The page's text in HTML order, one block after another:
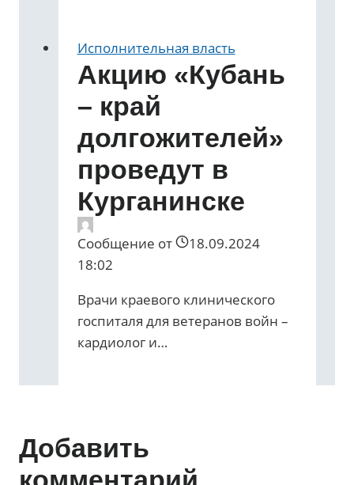
Исполнительная власть
Акцию «Кубань
– край
долгожителей»
проведут в
Курганинске
Сообщение от
18.09.2024
18:02
Врачи краевого клинического
госпиталя для ветеранов войн –
кардиолог и…
Добавить